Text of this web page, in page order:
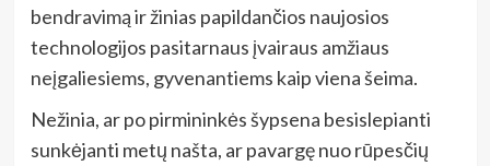
bendravimą ir žinias papildančios naujosios
technologijos pasitarnaus įvairaus amžiaus
neįgaliesiems, gyvenantiems kaip viena šeima.
Nežinia, ar po pirmininkės šypsena besislepianti
sunkėjanti metų našta, ar pavargę nuo rūpesčių